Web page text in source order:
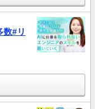
数#リ